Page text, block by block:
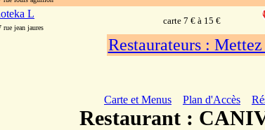
L
jean jaures
carte 7 € à 15 €
Restaurateurs :
Carte et Menus Plan d'Accès
Restaurant :